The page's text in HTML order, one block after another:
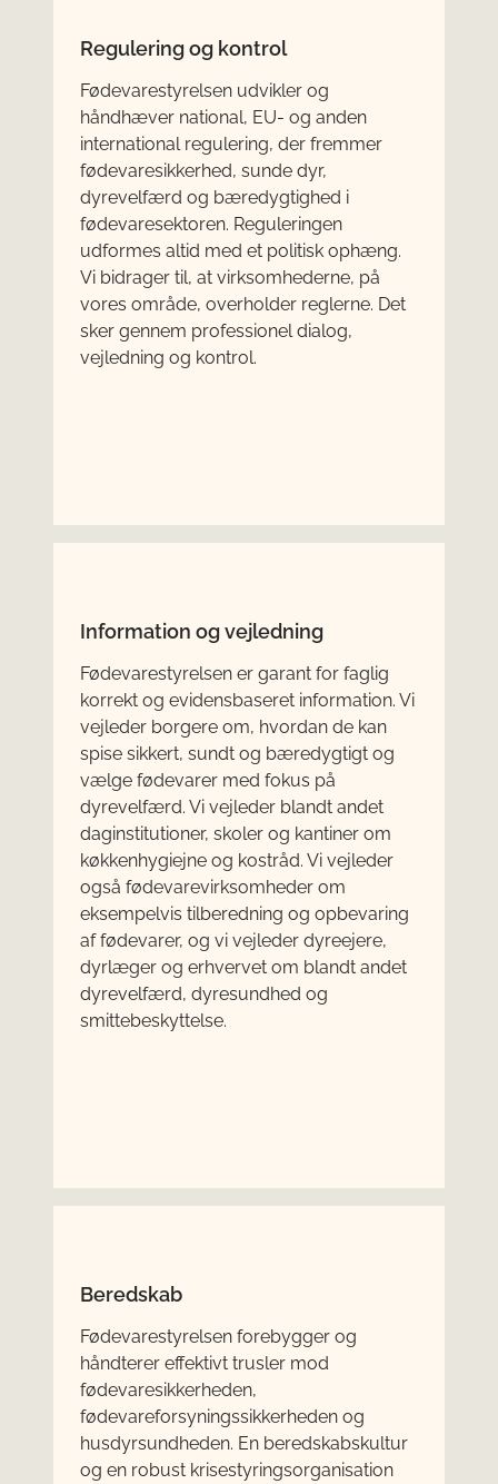
Regulering og kontrol
Fødevarestyrelsen udvikler og
håndhæver national, EU- og anden
international regulering, der fremmer
fødevaresikkerhed, sunde dyr,
dyrevelfærd og bæredygtighed i
fødevaresektoren. Reguleringen
udformes altid med et politisk ophæng.
Vi bidrager til, at virksomhederne, på
vores område, overholder reglerne. Det
sker gennem professionel dialog,
vejledning og kontrol.
Information og vejledning
Fødevarestyrelsen er garant for faglig
korrekt og evidensbaseret information. Vi
vejleder borgere om, hvordan de kan
spise sikkert, sundt og bæredygtigt og
vælge fødevarer med fokus på
dyrevelfærd. Vi vejleder blandt andet
daginstitutioner, skoler og kantiner om
køkkenhygiejne og kostråd. Vi vejleder
også fødevarevirksomheder om
eksempelvis tilberedning og opbevaring
af fødevarer, og vi vejleder dyreejere,
dyrlæger og erhvervet om blandt andet
dyrevelfærd, dyresundhed og
smittebeskyttelse.
Beredskab
Fødevarestyrelsen forebygger og
håndterer effektivt trusler mod
fødevaresikkerheden,
fødevareforsyningssikkerheden og
husdyrsundheden. En beredskabskultur
og en robust krisestyringsorganisation